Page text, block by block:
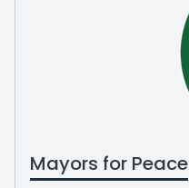
Mayors for Peace